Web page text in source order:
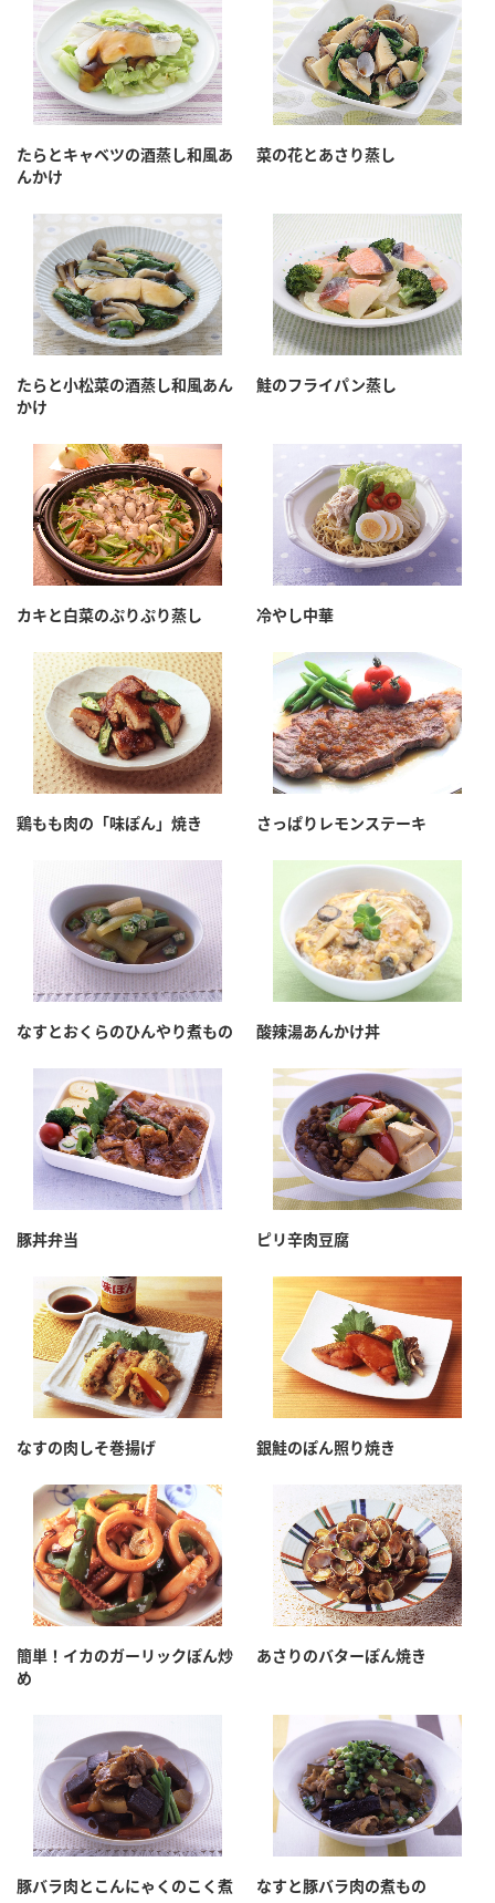
ふりかけ おすしの素
納豆 Fibee
鍋なび
納豆のサイト
PIN印
三ツ判山吹
千夜
スペシャルサイト
お酢を知ろう！
すしラボ
ぽん酢サワー
納豆の豆知識
ミツカンのCM
ロングセラー商品 ＋ おすすめレシピ
人気商品 ＋ おすすめレシピ
水の文化センター（アーカイブ）
ZENB initiative
各部門が大切にしていること
おいしさと健康への取り組み
キッザニア東京「ぽん酢工房」
お客様相談センター
お客様の声をいかしました
販売終了製品のご案内
よくあるご質問
お問い合わせ
地図から取り扱い店舗を探す
ミツカン公式通販
業務用サイト ミツカングループについて 製造所固有記号一覧
たらとキャベツの酒蒸し和風あ
んかけ
菜の花とあさり蒸し
たらと小松菜の酒蒸し和風あん
かけ
鮭のフライパン蒸し
カキと白菜のぷりぷり蒸し 冷やし中華
鶏もも肉の「味ぽん」焼き さっぱりレモンステーキ
なすとおくらのひんやり煮もの 酸辣湯あんかけ丼
豚丼弁当 ピリ辛肉豆腐
なすの肉しそ巻揚げ 銀鮭のぽん照り焼き
簡単！イカのガーリックぽん炒
め
あさりのバターぽん焼き
豚バラ肉とこんにゃくのこく煮 なすと豚バラ肉の煮もの